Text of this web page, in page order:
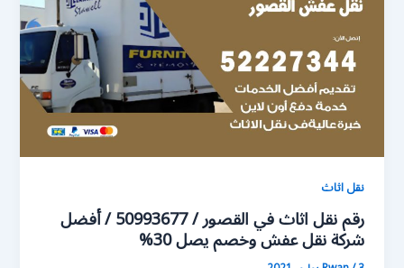
نقل اثاث
رقم نقل اثاث في القصور / 50993677 / أفضل
شركة نقل عفش وخصم يصل 30%